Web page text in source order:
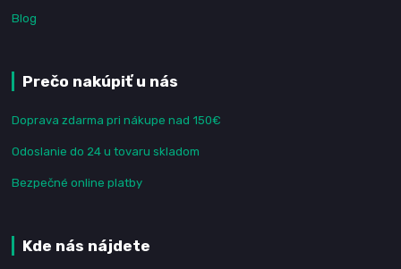
Blog
Prečo nakúpiť u nás
Doprava zdarma pri nákupe nad 150€
Odoslanie do 24 u tovaru skladom
Bezpečné online platby
Kde nás nájdete